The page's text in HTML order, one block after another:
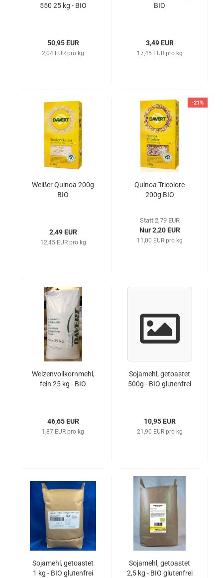
550 25 kg - BIO
50,95 EUR
2,04 EUR pro kg
BIO
3,49 EUR
17,45 EUR pro kg
Weißer Quinoa 200g
BIO
2,49 EUR
12,45 EUR pro kg
-21%
Quinoa Tricolore
200g BIO
Statt 2,79 EUR
Nur 2,20 EUR
11,00 EUR pro kg
Weizenvollkornmehl,
fein 25 kg - BIO
46,65 EUR
1,87 EUR pro kg
Sojamehl, getoastet
500g - BIO glutenfrei
10,95 EUR
21,90 EUR pro kg
Sojamehl, getoastet
1 kg - BIO glutenfrei
Sojamehl, getoastet
2,5 kg - BIO glutenfrei